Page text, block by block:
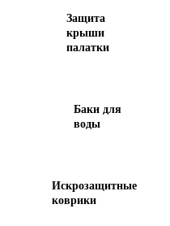
Защита
крыши
палатки
Баки для
воды
Искрозащитные
коврики